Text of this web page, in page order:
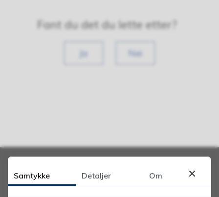
Fant du det du lette etter?
Ja Nei
Adresse:
Samtykke Detaljer Om